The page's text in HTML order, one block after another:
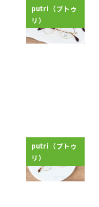
putri（プトゥ
リ）
putri（プトゥ
リ）